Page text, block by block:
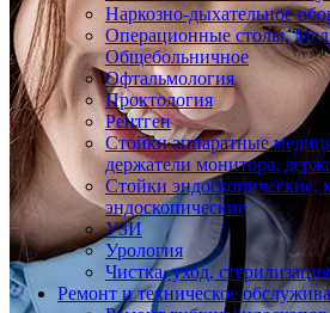
Наркозно-дыхательное
Операционные столы,
Общебольничное
Офтальмология
Проктология
Рентген
Стойки аппаратные
держатели монитора,
Стойки эндоскопические,
эндоскопические
УЗИ
Урология
Чистка, уход,
Ремонт и техническое